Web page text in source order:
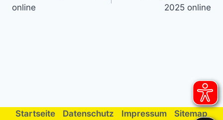
online
2025 online
Startseite Datenschutz Impressum
Sitemap